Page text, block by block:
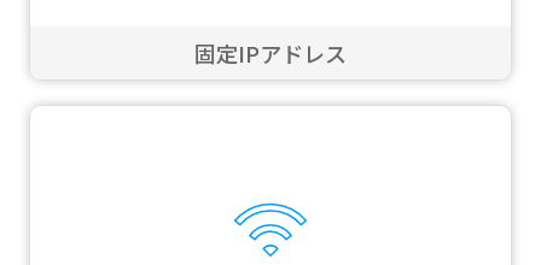
固定IPアドレス